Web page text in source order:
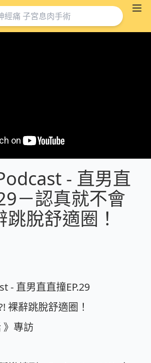
- 直男直
－認真就不會
跳脫舒適圈！
- 直男直直撞EP.29
裸辭跳脫舒適圈！
》專訪